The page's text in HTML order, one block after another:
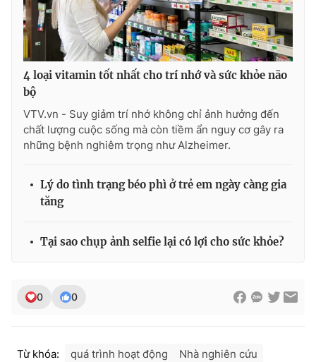
Ðiện thoại Thời báo VTV:024.66 897 897
Email:toasoan@vtv.vn
Liên hệ quảng cáo:024-7300.7108
® Cấm sao chép dưới mọi hình thức nếu không có sự chấp
4 loại vitamin tốt nhất cho trí nhớ và sức khỏe não
bộ
VTV.vn - Suy giảm trí nhớ không chỉ ảnh hưởng đến
chất lượng cuộc sống mà còn tiềm ẩn nguy cơ gây ra
những bệnh nghiêm trọng như Alzheimer.
Lý do tình trạng béo phì ở trẻ em ngày càng gia
tăng
Tại sao chụp ảnh selfie lại có lợi cho sức khỏe?
0 0
Từ khóa: quá trình hoạt động
Nhà nghiên cứu